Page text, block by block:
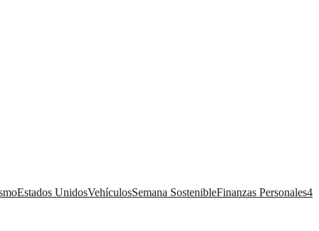
Estados UnidosVehículosSemana SostenibleFinanzas Personales4